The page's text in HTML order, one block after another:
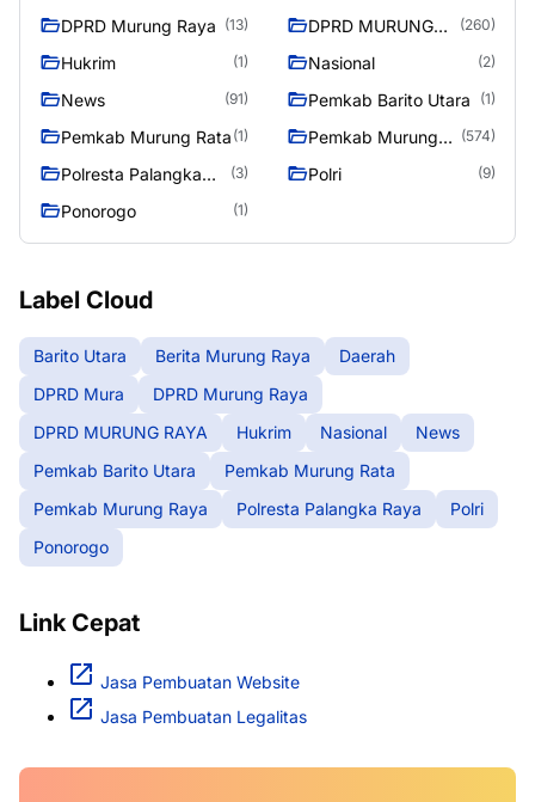
DPRD Murung Raya (13)
DPRD MURUNG
(260)
Hukrim (1) Nasional (2)
News (91) Pemkab Barito Utara (1)
Pemkab Murung Rata (1)
Pemkab Murung
(574)
Polresta Palangka
(3) Polri (9)
Ponorogo (1)
Label Cloud
Barito Utara Berita Murung Raya
Daerah
DPRD Mura
DPRD Murung Raya
DPRD MURUNG RAYA
Hukrim Nasional
News
Pemkab Barito Utara
Pemkab Murung Rata
Pemkab Murung Raya
Polresta Palangka Raya
Polri
Ponorogo
Link Cepat
Jasa Pembuatan Website
Jasa Pembuatan Legalitas